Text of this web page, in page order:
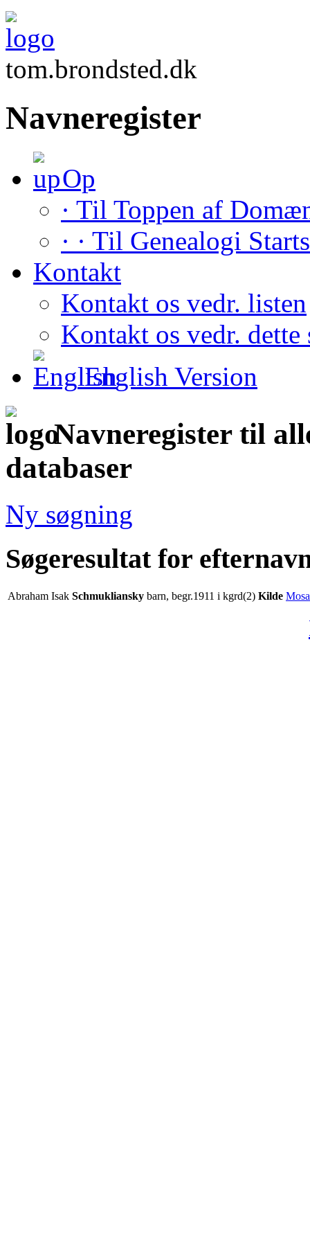
tom.brondsted.dk
Navneregister
Op
· Til Toppen af
· · Til Genealogi
Kontakt
Kontakt os vedr. listen
Kontakt os vedr. dette
English Version
Navneregister til
databaser
Ny søgning
Søgeresultat for
Abraham Isak Schmukliansky barn, begr.1911 i kgrd(2) Kilde